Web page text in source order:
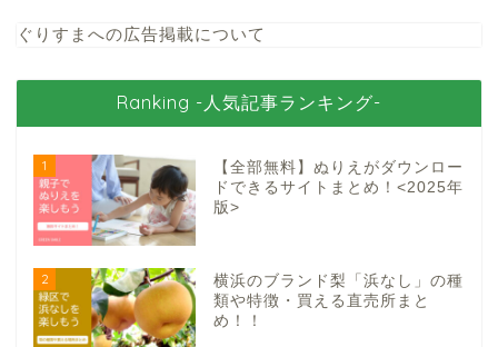
ぐりすまへの広告掲載について
Ranking -人気記事ランキング-
1
【全部無料】ぬりえがダウンロー
ドできるサイトまとめ！<2025年
版>
2
横浜のブランド梨「浜なし」の種
類や特徴・買える直売所まと
め！！